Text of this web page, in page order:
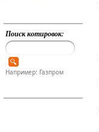
Поиск котировок:
Например: Газпром